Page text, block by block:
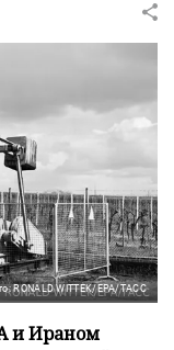
RONALD WITTEK/EPA/ТАСС
и Ираном